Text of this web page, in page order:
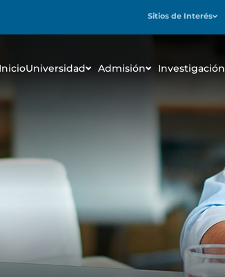
Sitios de Interés
InicioUniversidad Admisión Investigación